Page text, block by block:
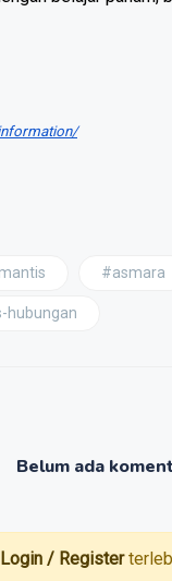
#asmara
hubungan
Belum ada
Login / Register